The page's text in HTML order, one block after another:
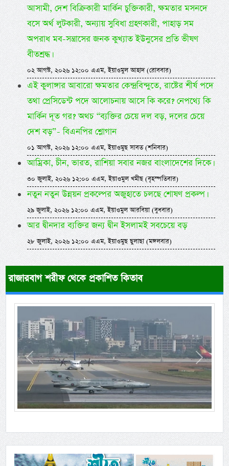
আসামী, দেশ বিক্রিকারী মার্কিন চুক্তিকারী, ক্ষমতার মসনদে
বসে অর্থ লুটকারী, অন্যায় সুবিধা গ্রহণকারী, পাহাড় সম
অপরাধ মব-সন্ত্রাসের জনক কুখ্যাত ইউনুসের প্রতি ভীষণ
বীতশ্রদ্ধ।
০২ আগস্ট, ২০২৬ ১২:০০ এএম, ইয়াওমুল আহাদ (রোববার)
এই কুলাঙ্গার আবারো ক্ষমতার কেন্দ্রবিন্দুতে, রাষ্টের শীর্ষ পদে
তথা প্রেসিডেন্ট পদে আলোচনায় আসে কি করে? নেপথ্যে কি
মার্কিন দূত গর? অথচ “ব্যক্তির চেয়ে দল বড়, দলের চেয়ে
দেশ বড়”- বিএনপির শ্লোগান
০১ আগস্ট, ২০২৬ ১২:০০ এএম, ইয়াওমুছ সাবত (শনিবার)
আম্রিকা, চীন, ভারত, রাশিয়া সবার নজর বাংলাদেশের দিকে।
৩০ জুলাই, ২০২৬ ১২:০০ এএম, ইয়াওমুল খমীছ (বৃহস্পতিবার)
নতুন নতুন উন্নয়ন প্রকল্পের অজুহাতে চলছে শোষণ প্রকল্প।
২৯ জুলাই, ২০২৬ ১২:০০ এএম, ইয়াওমুল আরবিয়া (বুধবার)
আর দ্বীনদার ব্যক্তির জন্য দ্বীন ইসলামই সবচেয়ে বড়
২৮ জুলাই, ২০২৬ ১২:০০ এএম, ইয়াওমুছ ছুলাছা (মঙ্গলবার)
রাজারবাগ শরীফ থেকে প্রকাশিত কিতাব
Previous Next